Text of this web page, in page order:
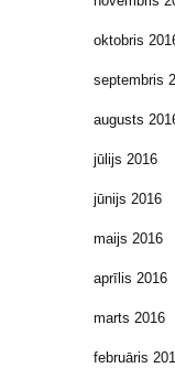
oktobris
septembris
augusts
jūlijs 2016
jūnijs 2016
maijs 2016
aprīlis 2016
marts 2016
februāris